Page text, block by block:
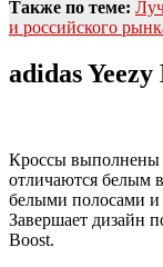
Также по теме:
и российского
adidas
Кроссы выполнены
отличаются белым
белыми полосами
Завершает дизайн
Boost.